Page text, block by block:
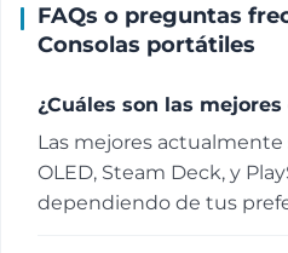
FAQs o preguntas
Consolas portátiles
¿Cuáles son las
Las mejores
OLED, Steam Deck, y
dependiendo de tus